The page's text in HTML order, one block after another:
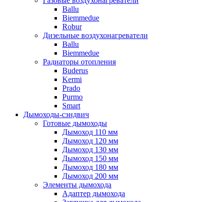
Ballu
Biemmedue
Robur
Дизельные воздухонагреватели
Ballu
Biemmedue
Радиаторы отопления
Buderus
Kermi
Prado
Purmo
Smart
Дымоходы-сэндвич
Готовые дымоходы
Дымоход 110 мм
Дымоход 120 мм
Дымоход 130 мм
Дымоход 150 мм
Дымоход 180 мм
Дымоход 200 мм
Элементы дымохода
Адаптер дымохода